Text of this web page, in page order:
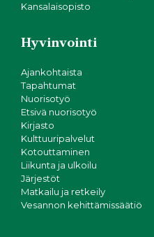
Kansalaisopisto
Hyvinvointi
Ajankohtaista
Tapahtumat
Nuorisotyö
Etsivä nuorisotyö
Kirjasto
Kulttuuripalvelut
Kotouttaminen
Liikunta ja ulkoilu
Järjestöt
Matkailu ja retkeily
Vesannon kehittämissäätiö